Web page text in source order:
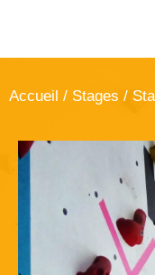
Accueil / Stages /